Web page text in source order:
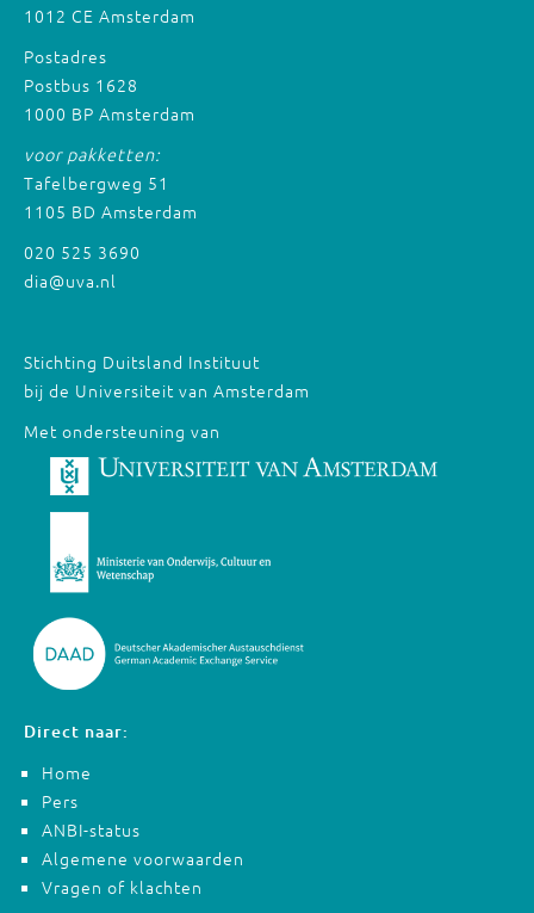
1012 CE Amsterdam
Postadres
Postbus 1628
1000 BP Amsterdam
voor pakketten:
Tafelbergweg 51
1105 BD Amsterdam
020 525 3690
dia@uva.nl
Stichting Duitsland Instituut
bij de Universiteit van Amsterdam
Met ondersteuning van
Direct naar:
Home
Pers
ANBI-status
Algemene voorwaarden
Vragen of klachten